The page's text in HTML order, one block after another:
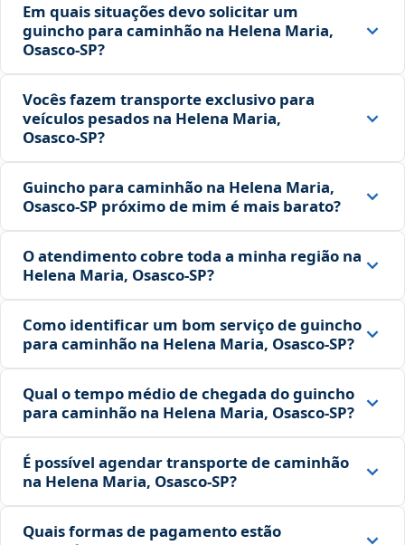
Em quais situações devo solicitar um
guincho para caminhão na Helena Maria,
Osasco‑SP?
Vocês fazem transporte exclusivo para
veículos pesados na Helena Maria,
Osasco‑SP?
Guincho para caminhão na Helena Maria,
Osasco‑SP próximo de mim é mais barato?
O atendimento cobre toda a minha região na
Helena Maria, Osasco‑SP?
Como identificar um bom serviço de guincho
para caminhão na Helena Maria, Osasco‑SP?
Qual o tempo médio de chegada do guincho
para caminhão na Helena Maria, Osasco‑SP?
É possível agendar transporte de caminhão
na Helena Maria, Osasco‑SP?
Quais formas de pagamento estão